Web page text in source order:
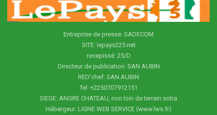
Entreprise de presse: SADECOM
SITE: lepays225.net
recepissé: 25/D
Directeur de publication: SAN AUBIN
RED'chef: SAN AUBIN
Tel: +2250707912151
SIEGE: ANGRE CHATEAU, non loin de terrain sotra
Hébergeur: LIGNE WEB SERVICE (www.lws.fr)